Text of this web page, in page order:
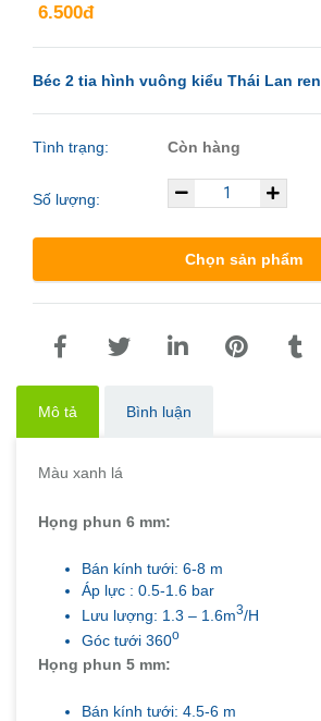
6.500đ
Béc 2 tia hình vuông kiểu Thái Lan
Tình trạng: Còn hàng
Số lượng:
Chọn sản phẩm
Mô tả Bình luận
Màu xanh lá
Họng phun 6 mm:
Bán kính tưới: 6-8 m
Áp lực : 0.5-1.6 bar
Lưu lượng: 1.3 – 1.6m3/H
Góc tưới 360o
Họng phun 5 mm:
Bán kính tưới: 4.5-6 m